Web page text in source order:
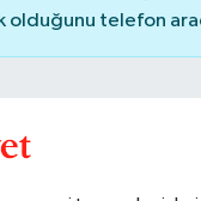
olduğunu telefon